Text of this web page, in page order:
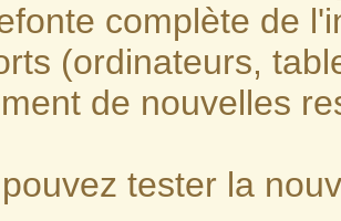
complète de
(ordinateurs,
de nouvelles
tester la